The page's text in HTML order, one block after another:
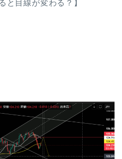
と目線が変わる？】